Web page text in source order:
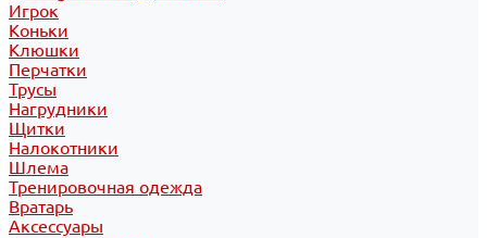
Игрок
Коньки
Клюшки
Перчатки
Трусы
Нагрудники
Щитки
Налокотники
Шлема
Тренировочная одежда
Вратарь
Аксессуары